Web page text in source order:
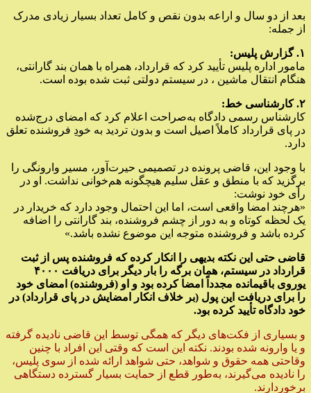
بعد از دو سال و اراعه بدون نقص و کامل تعداد بسیار زیادی مدرک
از جمله:
۱. گزارش پلیس:
مامور اداره پلیس تأیید کرد که قرارداد، همراه با همان بند گارانتی،
هنگام انتقال ماشین ، در سیستم دولتی ثبت شده بوده است.
۲. کارشناسی خط:
کارشناس رسمی دادگاه به‌صراحت اعلام کرد که امضای درج‌شده
در پای قرارداد کاملاً اصیل است و بدون تردید به خودِ فروشنده تعلق
دارد.
با وجود این، قاضی پرونده در تصمیمی حیرت‌آور، مسیر وارونگی را
برگزید که با منطق و عقل سلیم هیچگونه هم‌خوانی نداشت. او در
رأی خود نوشت:
«هرچند امضا واقعی است، اما این احتمال وجود دارد که خریدار در
یک لحظه کوتاه و به دور از چشم فروشنده، بند گارانتی را اضافه
کرده باشد و فروشنده متوجه این موضوع نشده باشد.»
قاضی حتی این نکته بدیهی را انکار کرده که فروشنده پس از ثبت
قرارداد در سیستم، همان برگه را بار دیگر برای دریافت ۴۰۰۰
یوروی باقیمانده مجدداً امضا کرده بود و او (فروشنده) امضای خود
را برای دریافت این پول (بر خلاف انکار امضایش در پای قرارداد) در
خود دادگاه تأیید کرده بود.
و بسیاری از فکت‌های دیگر که همگی توسط این قاضی نادیده گرفته
و یا وارونه شده بودند. نکته این است که وقتی این افراد با چنین
وقاحتی همه حقوق و شواهد، حتی شواهد ارائه شده از سوی پلیس،
را نادیده می‌گیرند، به‌طور قطع از حمایت بسیار گسترده‌ دستگاهی
برخوردارند.